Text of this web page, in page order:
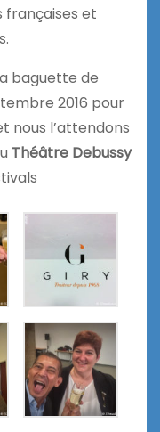
françaises et
baguette de
2016 pour
nous l’attendons
Théâtre Debussy